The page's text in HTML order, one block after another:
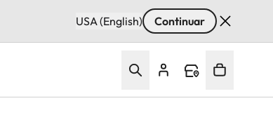
USA (English) Continuar